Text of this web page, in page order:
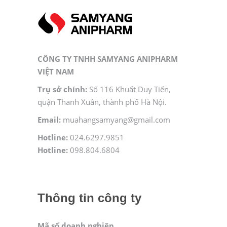
CÔNG TY TNHH SAMYANG ANIPHARM
VIỆT NAM
Trụ sở chính: Số 116 Khuất Duy Tiến,
quận Thanh Xuân, thành phố Hà Nội.
Email: muahangsamyang@gmail.com
Hotline: 024.6297.9851
Hotline: 098.804.6804
Thông tin công ty